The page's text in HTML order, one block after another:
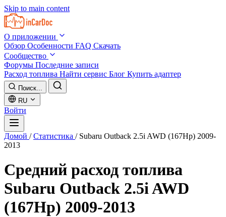
Skip to main content
О приложении
Обзор Особенности FAQ Скачать
Сообщество
Форумы Последние записи
Расход топлива Найти сервис Блог Купить адаптер
Поиск...
RU
Войти
Домой / Статистика / Subaru Outback 2.5i AWD (167Hp) 2009-
2013
Средний расход топлива
Subaru Outback 2.5i AWD
(167Hp) 2009-2013